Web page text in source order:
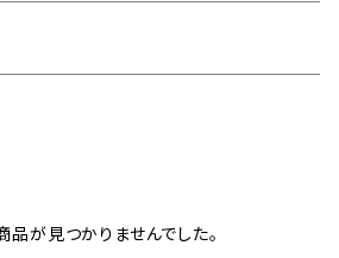
品が見つかりませんでした。